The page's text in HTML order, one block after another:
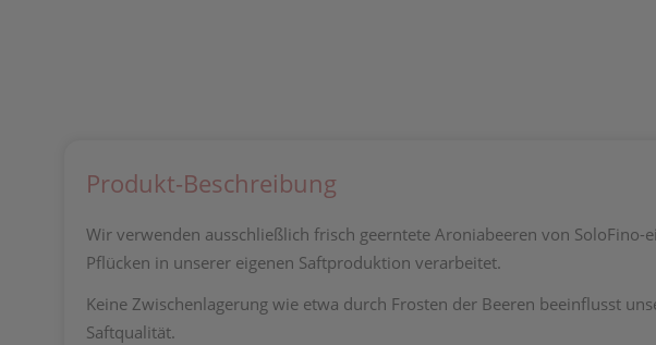
Produkt-Beschreibung
Wir verwenden ausschließlich frisch geerntete Aroniabeeren von
Pflücken in unserer eigenen Saftproduktion verarbeitet.
Keine Zwischenlagerung wie etwa durch Frosten der Beeren beeinflusst
Saftqualität.